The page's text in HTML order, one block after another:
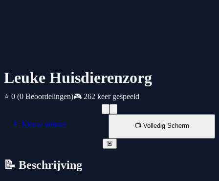
Leuke Huisdierenzorg
⭐ 0 (0 Beoordelingen)🎮 262 keer gespeeld
📱 Nieuw venster 📺 Volledig Scherm
🚨
📝 Beschrijving